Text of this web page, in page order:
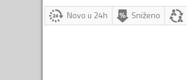
Novo u 24h Sniženo